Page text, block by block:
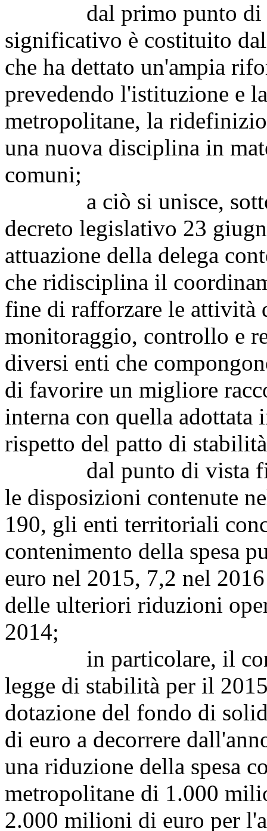
dal primo punto di
significativo è costituito
che ha dettato un'ampia
prevedendo l'istituzione e
metropolitane, la
una nuova disciplina in
comuni;
a ciò si unisce, sotto
decreto legislativo 23
attuazione della delega
che ridisciplina il
fine di rafforzare le attività
monitoraggio, controllo e
diversi enti che
di favorire un migliore
interna con quella
rispetto del patto di
dal punto di vista
le disposizioni contenute
190, gli enti territoriali
contenimento della spesa
euro nel 2015, 7,2 nel
delle ulteriori riduzioni
2014;
in particolare, il
legge di stabilità per il
dotazione del fondo di
di euro a decorrere
una riduzione della spesa
metropolitane di 1.000
2.000 milioni di euro per